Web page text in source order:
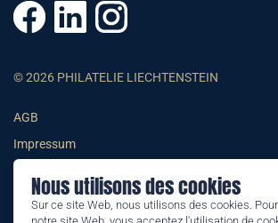
Nous utilisons des cookies
Sur ce site Web, nous utilisons des cookies.
© 2026 PHILATELIE LIECHTENSTEIN
AGB
Impressum